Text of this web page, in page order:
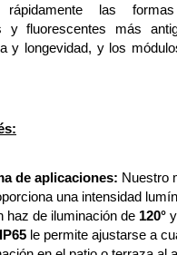
rápidamente las
y fluorescentes más
y longevidad, y los
de aplicaciones: Nuestro
una intensidad
haz de iluminación de 120°
IP65 le permite ajustarse a